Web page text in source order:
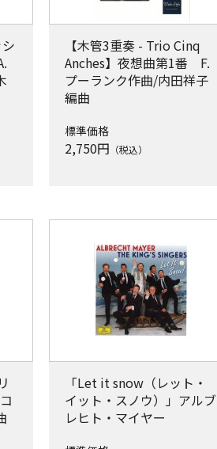
【木管3重奏 - Trio Cinq
Anches】夜想曲第1番 F.
プーランク作曲/内田祥子
編曲
標準価格
2,750円 （税込）
「Let it snow（レット・
イット・スノウ）」アルブ
レヒト・マイヤー